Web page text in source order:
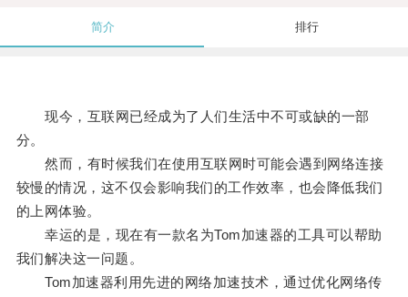
简介 排行
现今，互联网已经成为了人们生活中不可或缺的一部
分。
然而，有时候我们在使用互联网时可能会遇到网络连接
较慢的情况，这不仅会影响我们的工作效率，也会降低我们
的上网体验。
幸运的是，现在有一款名为Tom加速器的工具可以帮助
我们解决这一问题。
Tom加速器利用先进的网络加速技术，通过优化网络传